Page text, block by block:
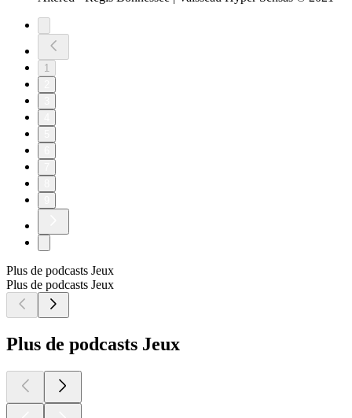
1
Plus de podcasts Jeux
Plus de podcasts Jeux
Plus de podcasts Jeux